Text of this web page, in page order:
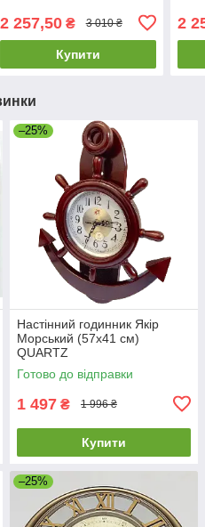
ретро вінтаж під старину
OV-0031
2 257,50₴ 3 010 ₴
Купити
OV-
2
–25%
Настінний годинник Якір
Морський (57х41 см)
QUARTZ
Готово до відправки
1 497 ₴ 1 996 ₴
Купити
–25%